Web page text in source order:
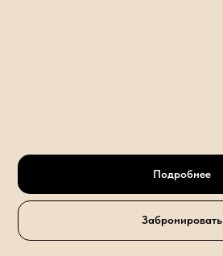
Подробнее
Забронировать